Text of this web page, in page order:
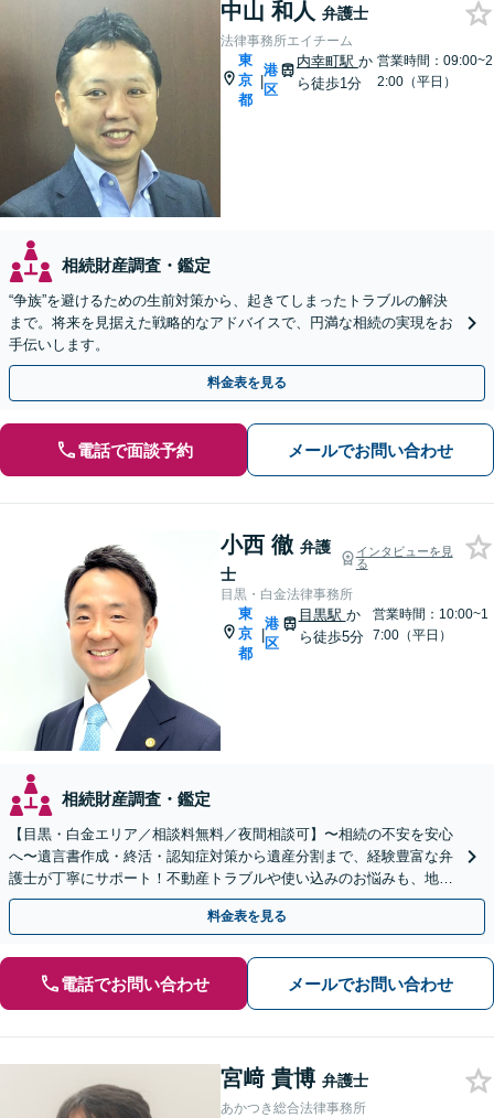
中山 和人 弁護士
法律事務所エイチーム
東
京
都
|
港
区
内幸町駅 か
ら徒歩1分
営業時間：09:00~2
2:00（平日）
相続財産調査・鑑定
“争族”を避けるための生前対策から、起きてしまったトラブルの解決
まで。将来を見据えた戦略的なアドバイスで、円満な相続の実現をお
手伝いします。
料金表を見る
電話で面談予約 メールでお問い合わせ
小西 徹 弁護
士
インタビューを見
る
目黒・白金法律事務所
東
京
都
|
港
区
目黒駅 か
ら徒歩5分
営業時間：10:00~1
7:00（平日）
相続財産調査・鑑定
【目黒・白金エリア／相談料無料／夜間相談可】〜相続の不安を安心
へ〜遺言書作成・終活・認知症対策から遺産分割まで、経験豊富な弁
護士が丁寧にサポート！不動産トラブルや使い込みのお悩みも、地域
密着の弁護士が対応します。【弁護士歴15年以上】
料金表を見る
電話でお問い合わせ メールでお問い合わせ
宮﨑 貴博 弁護士
あかつき総合法律事務所